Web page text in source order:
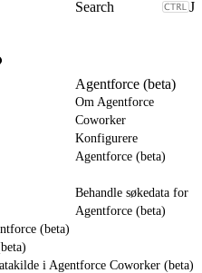
J
Agentforce (beta)
Om Agentforce
Coworker
Konfigurere
Agentforce (beta)
Behandle søkedata for
Agentforce (beta)
(beta)
i Agentforce Coworker (beta)